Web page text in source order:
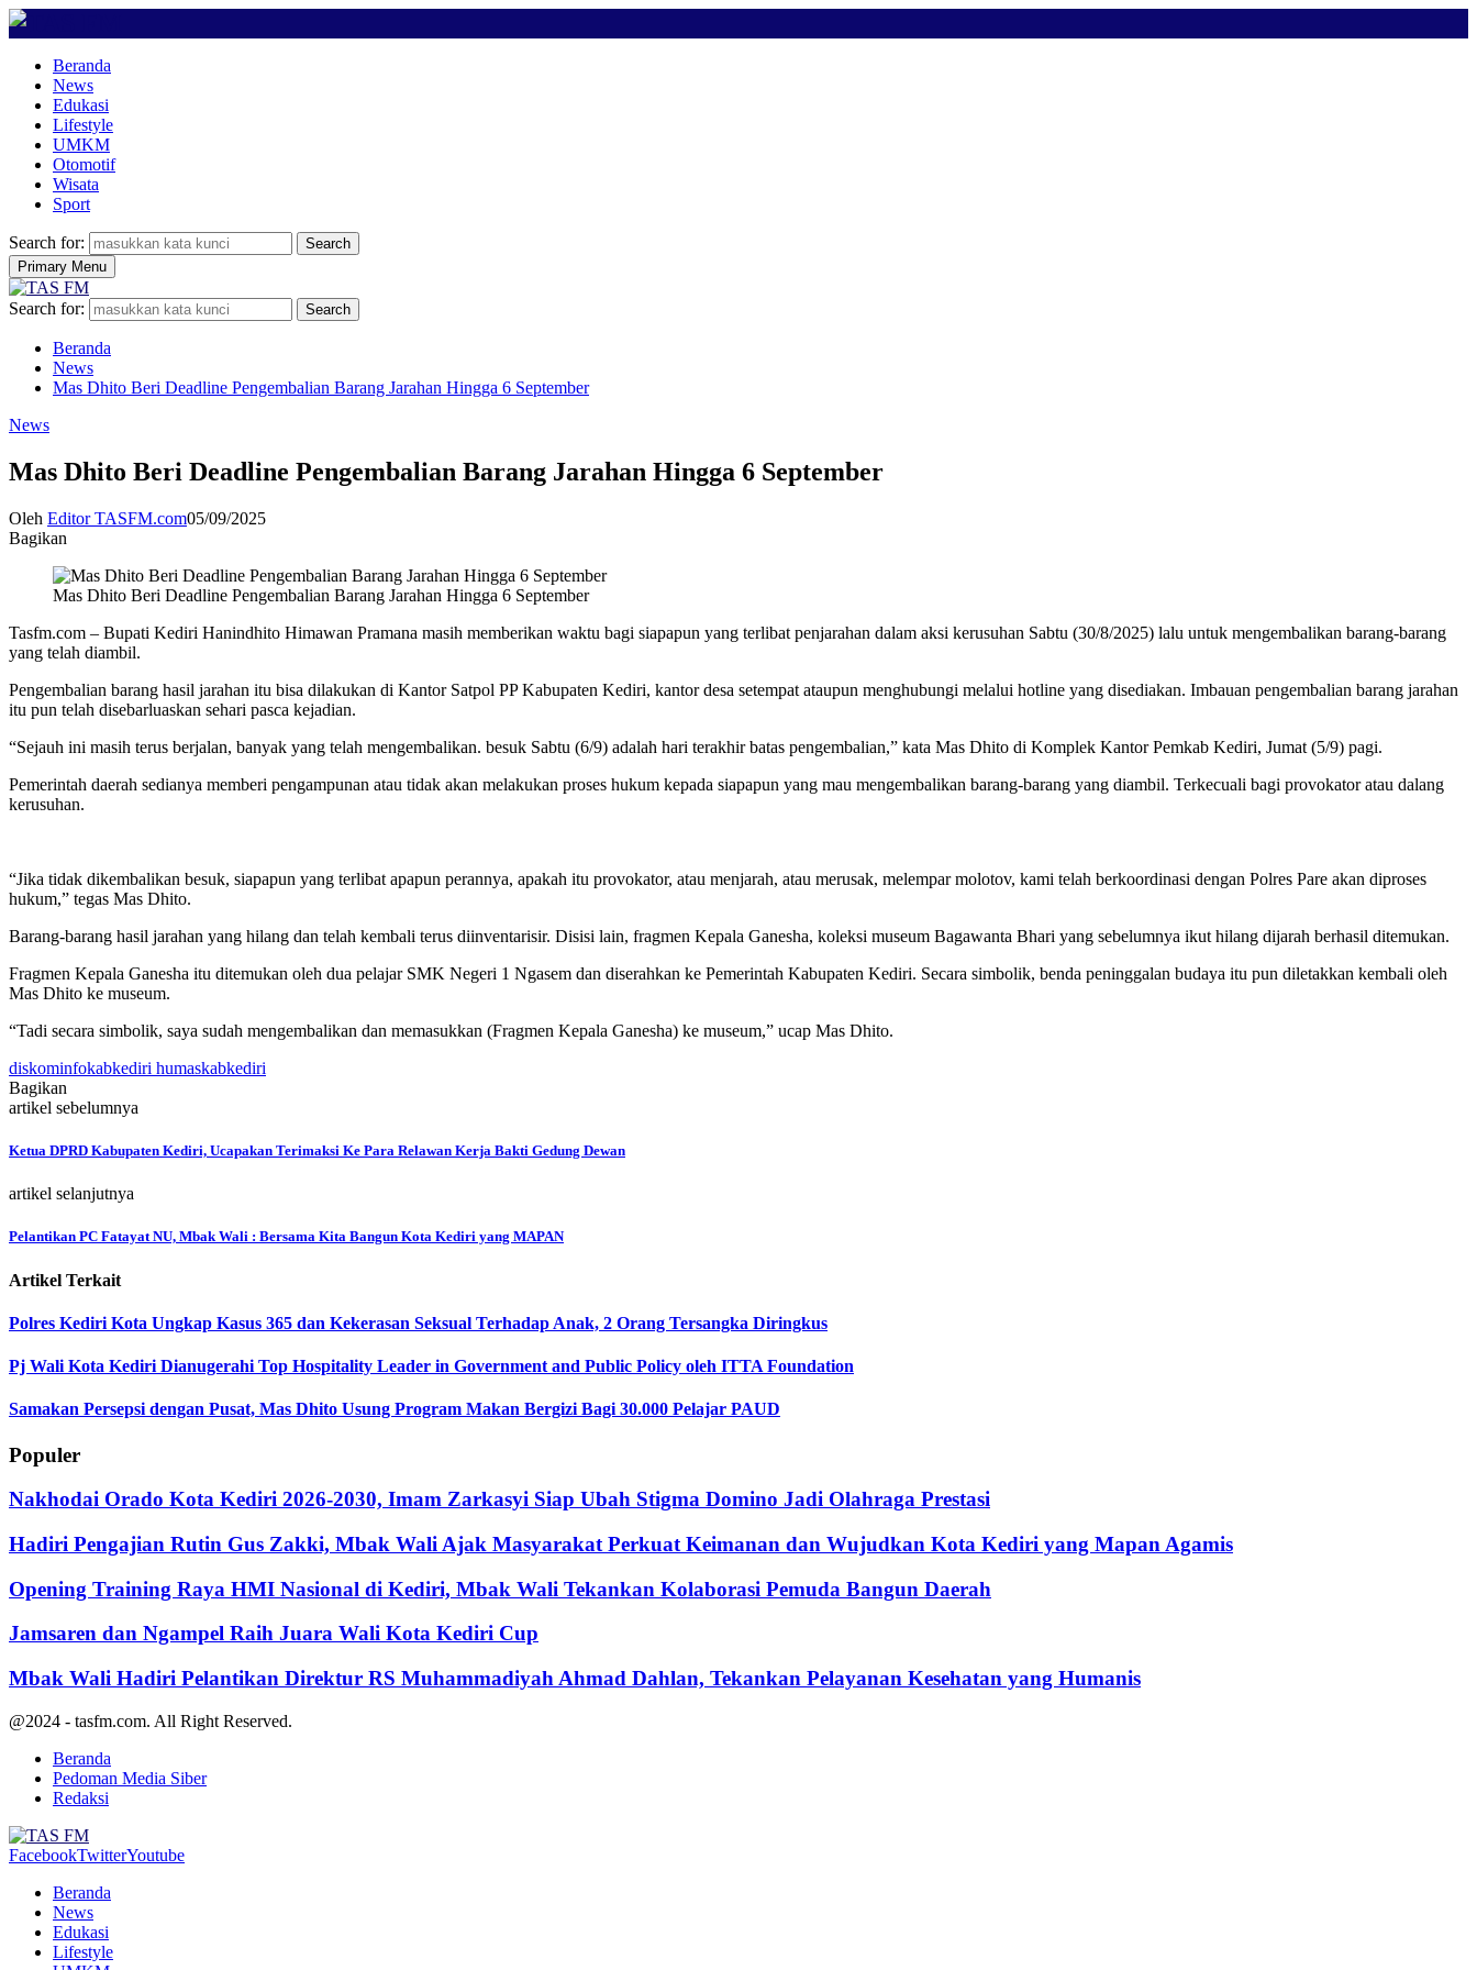
Beranda
News
Edukasi
Lifestyle
UMKM
Otomotif
Wisata
Sport
Search for:
Search
Primary Menu
Search for: Search
Beranda
News
Mas Dhito Beri Deadline Pengembalian Barang Jarahan Hingga 6 September
News
Mas Dhito Beri Deadline Pengembalian Barang Jarahan Hingga 6 September
Oleh Editor TASFM.com05/09/2025
Bagikan
Mas Dhito Beri Deadline Pengembalian Barang Jarahan Hingga 6 September
Tasfm.com – Bupati Kediri Hanindhito Himawan Pramana masih memberikan waktu bagi siapapun yang terlibat penjarahan dalam aksi kerusuhan Sabtu (30/8/2025) lalu untuk mengembalikan barang-barang
yang telah diambil.
Pengembalian barang hasil jarahan itu bisa dilakukan di Kantor Satpol PP Kabupaten Kediri, kantor desa setempat ataupun menghubungi melalui hotline yang disediakan. Imbauan pengembalian barang jarahan
itu pun telah disebarluaskan sehari pasca kejadian.
“Sejauh ini masih terus berjalan, banyak yang telah mengembalikan. besuk Sabtu (6/9) adalah hari terakhir batas pengembalian,” kata Mas Dhito di Komplek Kantor Pemkab Kediri, Jumat (5/9) pagi.
Pemerintah daerah sedianya memberi pengampunan atau tidak akan melakukan proses hukum kepada siapapun yang mau mengembalikan barang-barang yang diambil. Terkecuali bagi provokator atau dalang
kerusuhan.
“Jika tidak dikembalikan besuk, siapapun yang terlibat apapun perannya, apakah itu provokator, atau menjarah, atau merusak, melempar molotov, kami telah berkoordinasi dengan Polres Pare akan diproses
hukum,” tegas Mas Dhito.
Barang-barang hasil jarahan yang hilang dan telah kembali terus diinventarisir. Disisi lain, fragmen Kepala Ganesha, koleksi museum Bagawanta Bhari yang sebelumnya ikut hilang dijarah berhasil ditemukan.
Fragmen Kepala Ganesha itu ditemukan oleh dua pelajar SMK Negeri 1 Ngasem dan diserahkan ke Pemerintah Kabupaten Kediri. Secara simbolik, benda peninggalan budaya itu pun diletakkan kembali oleh
Mas Dhito ke museum.
“Tadi secara simbolik, saya sudah mengembalikan dan memasukkan (Fragmen Kepala Ganesha) ke museum,” ucap Mas Dhito.
diskominfokabkediri humaskabkediri
Bagikan
artikel sebelumnya
Ketua DPRD Kabupaten Kediri, Ucapakan Terimaksi Ke Para Relawan Kerja Bakti Gedung Dewan
artikel selanjutnya
Pelantikan PC Fatayat NU, Mbak Wali : Bersama Kita Bangun Kota Kediri yang MAPAN
Artikel Terkait
Polres Kediri Kota Ungkap Kasus 365 dan Kekerasan Seksual Terhadap Anak, 2 Orang Tersangka Diringkus
Pj Wali Kota Kediri Dianugerahi Top Hospitality Leader in Government and Public Policy oleh ITTA Foundation
Samakan Persepsi dengan Pusat, Mas Dhito Usung Program Makan Bergizi Bagi 30.000 Pelajar PAUD
Populer
Nakhodai Orado Kota Kediri 2026-2030, Imam Zarkasyi Siap Ubah Stigma Domino Jadi Olahraga Prestasi
Hadiri Pengajian Rutin Gus Zakki, Mbak Wali Ajak Masyarakat Perkuat Keimanan dan Wujudkan Kota Kediri yang Mapan Agamis
Opening Training Raya HMI Nasional di Kediri, Mbak Wali Tekankan Kolaborasi Pemuda Bangun Daerah
Jamsaren dan Ngampel Raih Juara Wali Kota Kediri Cup
Mbak Wali Hadiri Pelantikan Direktur RS Muhammadiyah Ahmad Dahlan, Tekankan Pelayanan Kesehatan yang Humanis
@2024 - tasfm.com. All Right Reserved.
Beranda
Pedoman Media Siber
Redaksi
FacebookTwitterYoutube
Beranda
News
Edukasi
Lifestyle